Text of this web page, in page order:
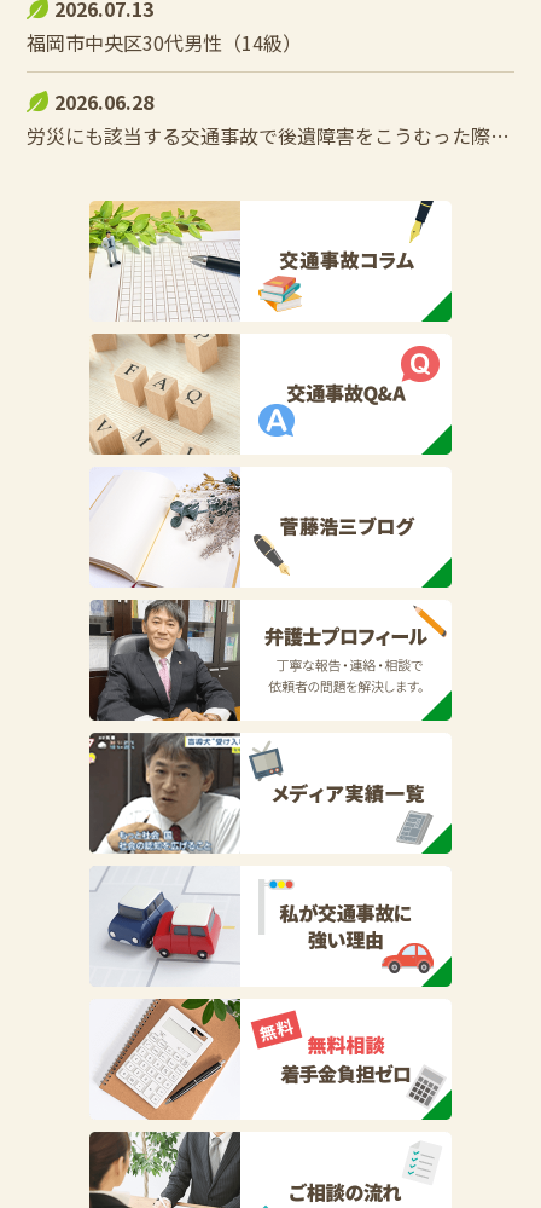
2026.07.13
福岡市中央区30代男性（14級）
2026.06.28
労災にも該当する交通事故で後遺障害をこうむった際の控除調整とは？